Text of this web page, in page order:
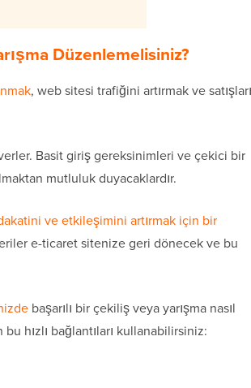
Düzenlemelisiniz?
, web sitesi trafiğini artırmak ve satışları
Basit giriş gereksinimleri ve çekici bir
mutluluk duyacaklardır.
ve etkileşimini artırmak için bir
e-ticaret sitenize geri dönecek ve bu
başarılı bir çekiliş veya yarışma nasıl
hızlı bağlantıları kullanabilirsiniz: